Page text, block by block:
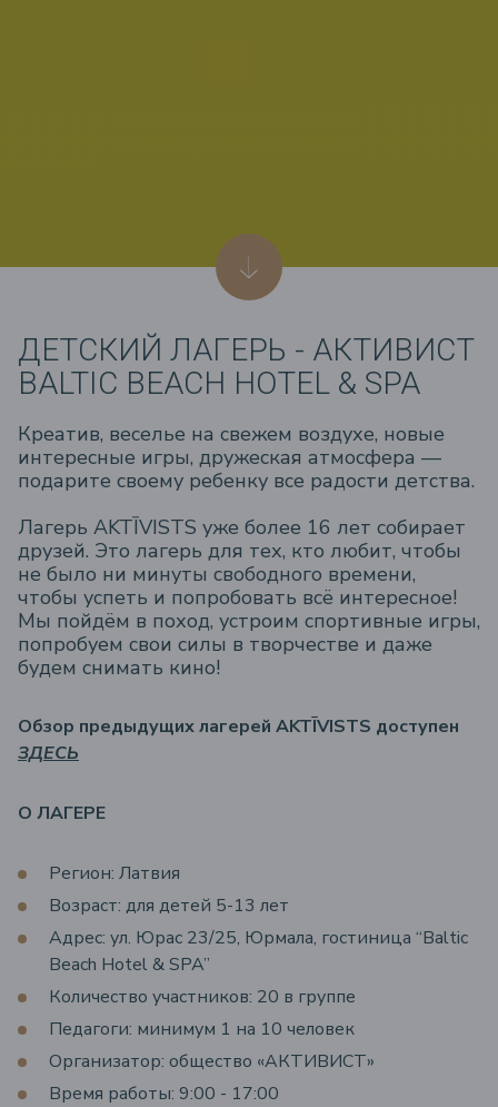
ДЕТСКИЙ ЛАГЕРЬ - АКТИВИСТ
BALTIC BEACH HOTEL & SPA
Креатив, веселье на свежем воздухе, новые
интересные игры, дружеская атмосфера —
подарите своему ребенку все радости детства.
Лагерь AKTĪVISTS уже более 16 лет собирает
друзей. Это лагерь для тех, кто любит, чтобы
не было ни минуты свободного времени,
чтобы успеть и попробовать всё интересное!
Мы пойдём в поход, устроим спортивные игры,
попробуем свои силы в творчестве и даже
будем снимать кино!
Обзор предыдущих лагерей AKTĪVISTS доступен
ЗДЕСЬ
О ЛАГЕРЕ
Регион: Латвия
Возраст: для детей 5-13 лет
Адрес: ул. Юрас 23/25, Юрмала, гостиница “Baltic
Beach Hotel & SPA”
Количество участников: 20 в группе
Педагоги: минимум 1 на 10 человек
Организатор: общество «АКТИВИСТ»
Время работы: 9:00 - 17:00